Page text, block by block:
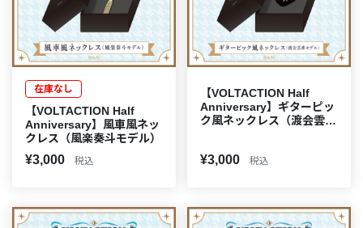
在庫なし
【VOLTACTION Half
Anniversary】風車風ネッ
クレス（風楽奏斗モデル）
¥3,000 税込
【VOLTACTION Half
Anniversary】ギターピッ
ク風ネックレス（渡会雲雀
¥3,000 税込